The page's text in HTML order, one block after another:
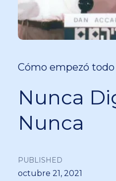
Cómo empezó todo
Nunca
Nunca
PUBLISHED
octubre 21, 2021